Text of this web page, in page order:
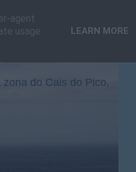
do Cais do Pico,
agent
usage
LEARN MORE